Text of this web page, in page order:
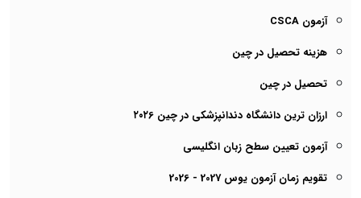
آزمون CSCA
هزینه تحصیل در چین
تحصیل در چین
ارزان ترین دانشگاه دندانپزشکی در چین ۲۰۲6
آزمون تعیین سطح زبان انگلیسی
تقویم زمان آزمون یوس 2027 - 2026